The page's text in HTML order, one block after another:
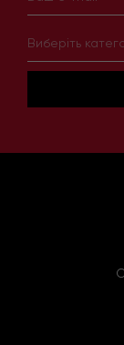
Виберіть